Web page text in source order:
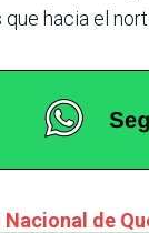
hacia el
Nacional de